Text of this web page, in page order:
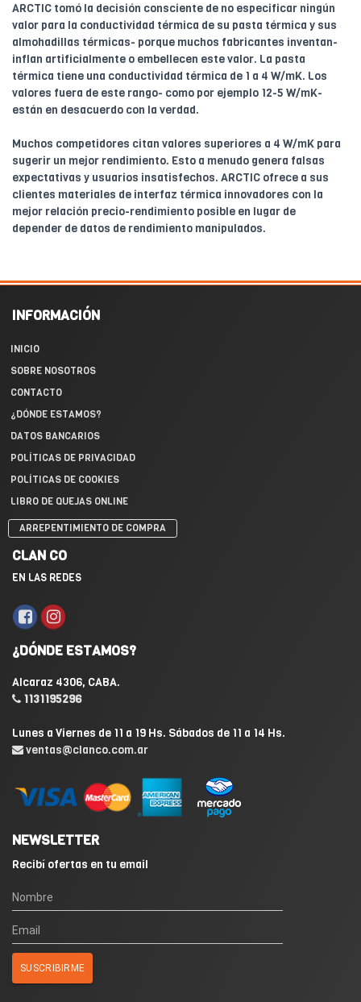
ARCTIC tomó la decisión consciente de no especificar ningún
valor para la conductividad térmica de su pasta térmica y sus
almohadillas térmicas- porque muchos fabricantes inventan-
inflan artificialmente o embellecen este valor. La pasta
térmica tiene una conductividad térmica de 1 a 4 W/mK. Los
valores fuera de este rango- como por ejemplo 12-5 W/mK-
están en desacuerdo con la verdad.
Muchos competidores citan valores superiores a 4 W/mK para
sugerir un mejor rendimiento. Esto a menudo genera falsas
expectativas y usuarios insatisfechos. ARCTIC ofrece a sus
clientes materiales de interfaz térmica innovadores con la
mejor relación precio-rendimiento posible en lugar de
depender de datos de rendimiento manipulados.
INFORMACIÓN
INICIO
SOBRE NOSOTROS
CONTACTO
¿DÓNDE ESTAMOS?
DATOS BANCARIOS
POLÍTICAS DE PRIVACIDAD
POLÍTICAS DE COOKIES
LIBRO DE QUEJAS ONLINE
ARREPENTIMIENTO DE COMPRA
CLAN CO
EN LAS REDES
¿DÓNDE ESTAMOS?
Alcaraz 4306, CABA.
1131195296
Lunes a Viernes de 11 a 19 Hs. Sábados de 11 a 14 Hs.
ventas@clanco.com.ar
NEWSLETTER
Recibí ofertas en tu email